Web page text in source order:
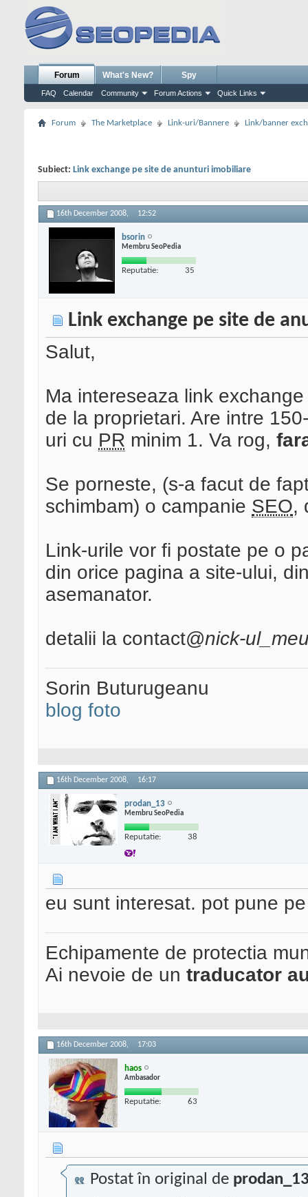
Forum
FAQ Calendar Community Forum Actions Quick Links
What's New? Spy
Forum The Marketplace Link-uri/Bannere Link/banner
Subiect: Link exchange pe site de anunturi imobiliare
16th December 2008, 12:52
bsorin
Membru SeoPedia
Reputatie: 35
Link exchange pe site de
Salut,
Ma intereseaza link
de la proprietari. Are intre
uri cu PR minim 1. Va rog,
Se porneste, (s-a facut de
schimbam) o campanie SEO,
Link-urile vor fi postate pe o
din orice pagina a site-ului,
asemanator.
detalii la contact@nick-
Sorin Buturugeanu
blog foto
16th December 2008, 16:17
prodan_13
Membru SeoPedia
Reputatie: 38
eu sunt interesat. pot pune
Echipamente de protectia
Ai nevoie de un traducator
16th December 2008, 17:03
haos
Ambasador
Reputatie: 63
Postat în original de